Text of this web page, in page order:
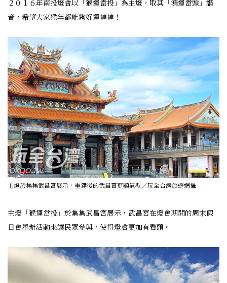
２０１６年南投燈會以「猴運當投」為主燈，取其「鴻運當頭」諧
音，希望大家猴年都能夠好運連連！
主燈於集集武昌宮展示，重建後的武昌宮更顯氣派／玩全台灣旅遊網攝
主燈「猴運當投」於集集武昌宮展示，武昌宮在燈會期間的周末假
日會舉辦活動來讓民眾參與，使得燈會更加有看頭。